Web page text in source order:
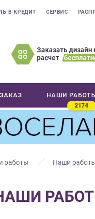
В КРЕДИТ СЕРВИС
Заказать дизайн
расчет
НАШИ
2174
работы Наши